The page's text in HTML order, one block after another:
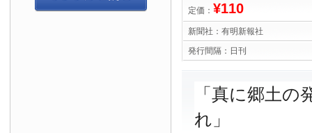
定価： ¥110
新聞社： 有明新報社
発行間隔： 日刊
「真に郷土の
れ」